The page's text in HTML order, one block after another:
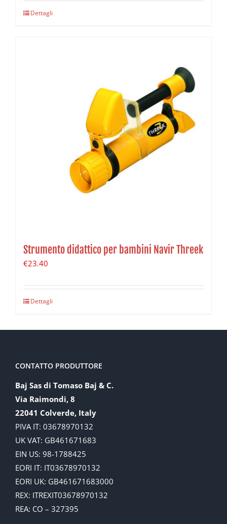
Dettagli
Strumento didattico per bambini Navir Threek
€23.40
Dettagli
CONTATTO PRODUTTORE
Baj Sas di Tomaso Baj & C.
Via Raimondi, 8
22041 Colverde, Italy
PIVA IT: 03678970132
UK VAT: GB461671683
EIN US: 98-1788425
EORI IT: IT03678970132
EORI UK: GB461671683000
REX: ITREXIT03678970132
REA: CO – 327395